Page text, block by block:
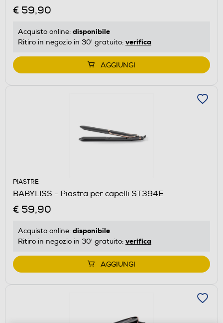
€ 59,90
Acquisto online: disponibile
Ritiro in negozio in 30' gratuito: verifica
AGGIUNGI
PIASTRE
BABYLISS - Piastra per capelli ST394E
€ 59,90
Acquisto online: disponibile
Ritiro in negozio in 30' gratuito: verifica
AGGIUNGI